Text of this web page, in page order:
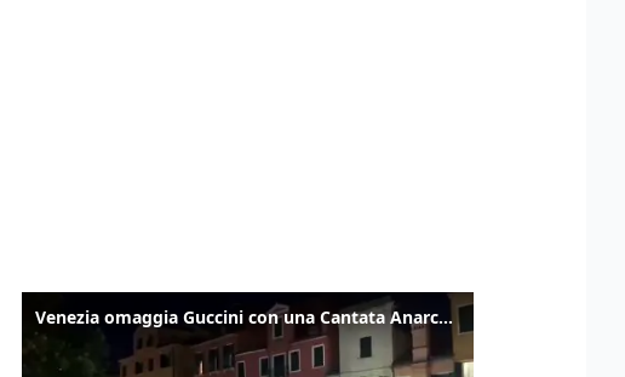
Venezia omaggia Guccini con una Cantata Anarchica in campo Santa Margherita